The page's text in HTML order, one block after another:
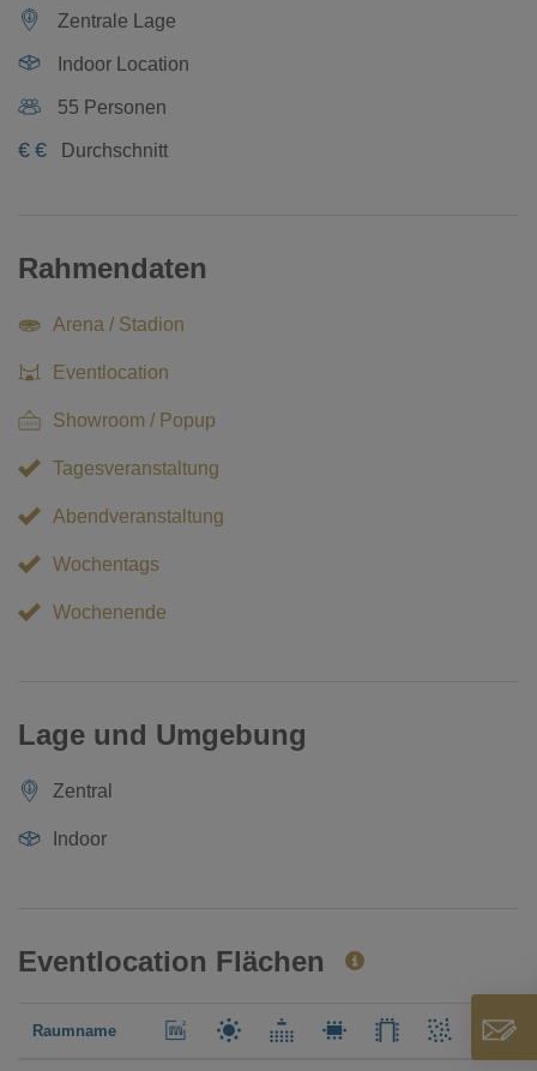
Zentrale Lage
Indoor Location
55 Personen
€ € Durchschnitt
Rahmendaten
Arena / Stadion
Eventlocation
Showroom / Popup
Tagesveranstaltung
Abendveranstaltung
Wochentags
Wochenende
Lage und Umgebung
Zentral
Indoor
Eventlocation Flächen
Raumname